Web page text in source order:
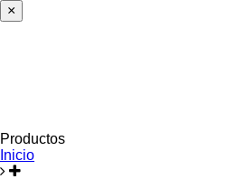
×
Productos
Inicio